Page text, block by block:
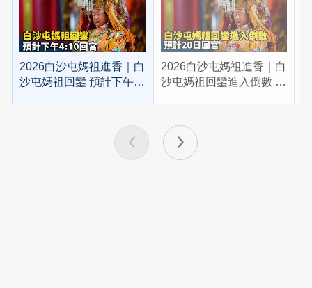
2026白沙屯媽祖進香｜白
沙屯媽祖回鑾 預計下午
2026白沙屯媽祖進香｜白
沙屯媽祖回鑾進入倒數 預